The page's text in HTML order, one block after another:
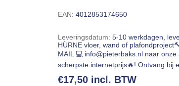
EAN: 4012853174650
Leveringsdatum: 5-10 werkdagen,
HÜRNE vloer, wand of
MAIL 💻 info@pieterbaks.nl naar onze
scherpste internetprijs🔥! Ontvang bij
€17,50 incl. BTW